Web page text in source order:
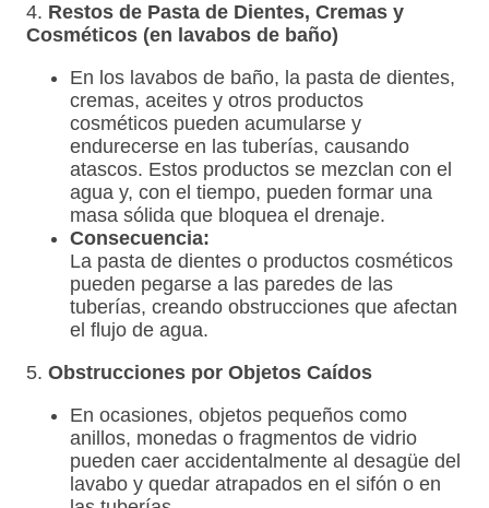
4. Restos de Pasta de Dientes, Cremas y
Cosméticos (en lavabos de baño)
En los lavabos de baño, la pasta de dientes,
cremas, aceites y otros productos
cosméticos pueden acumularse y
endurecerse en las tuberías, causando
atascos. Estos productos se mezclan con el
agua y, con el tiempo, pueden formar una
masa sólida que bloquea el drenaje.
Consecuencia:
La pasta de dientes o productos cosméticos
pueden pegarse a las paredes de las
tuberías, creando obstrucciones que afectan
el flujo de agua.
5. Obstrucciones por Objetos Caídos
En ocasiones, objetos pequeños como
anillos, monedas o fragmentos de vidrio
pueden caer accidentalmente al desagüe del
lavabo y quedar atrapados en el sifón o en